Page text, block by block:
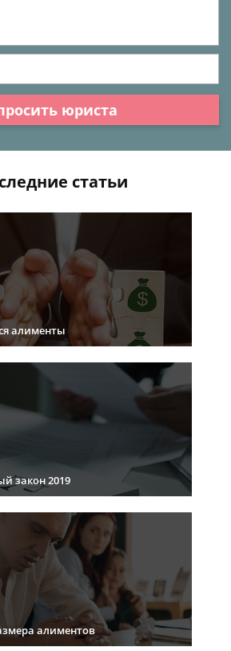
юриста
статьи
алименты
закон 2019
алиментов